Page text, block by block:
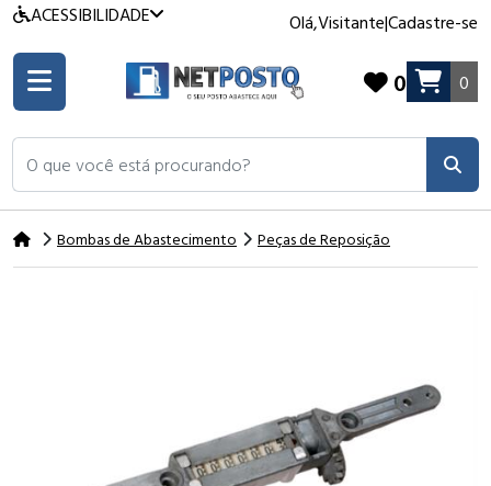
ACESSIBILIDADE Olá,Visitante|Cadastre-se
O que você está procurando?
0 0
Bombas de Abastecimento Peças de Reposição